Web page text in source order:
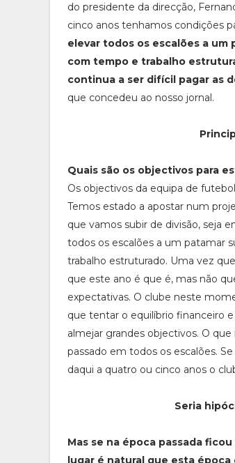
do presidente da direcção,
cinco anos tenhamos condições
elevar todos os escalões a um
com tempo e trabalho
continua a ser difícil pagar as
que concedeu ao nosso jornal.
Quais são os objectivos para
Os objectivos da equipa de
Temos estado a apostar num
que vamos subir de divisão, seja
todos os escalões a um patamar
trabalho estruturado. Uma vez
que este ano é que é, mas não
expectativas. O clube neste
que tentar o equilíbrio financeiro
almejar grandes objectivos. O
passado em todos os escalões.
daqui a quatro ou cinco anos o
Seria
Mas se na época passada
lugar é natural que esta época